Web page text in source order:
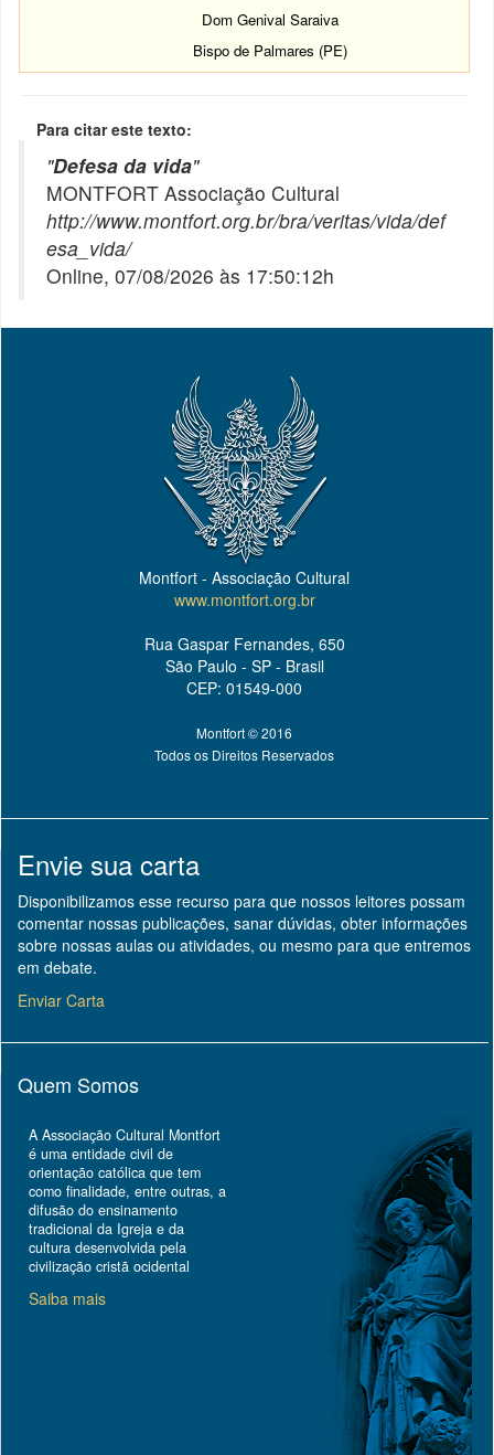
Dom Genival Saraiva
Bispo de Palmares (PE)
Para citar este texto:
"Defesa da vida"
MONTFORT Associação Cultural
http://www.montfort.org.br/bra/veritas/vida/def
esa_vida/
Online, 07/08/2026 às 17:50:12h
Montfort - Associação Cultural
www.montfort.org.br
Rua Gaspar Fernandes, 650
São Paulo - SP - Brasil
CEP: 01549-000
Montfort © 2016
Todos os Direitos Reservados
Envie sua carta
Disponibilizamos esse recurso para que nossos leitores possam
comentar nossas publicações, sanar dúvidas, obter informações
sobre nossas aulas ou atividades, ou mesmo para que entremos
em debate.
Enviar Carta
Quem Somos
A Associação Cultural Montfort
é uma entidade civil de
orientação católica que tem
como finalidade, entre outras, a
difusão do ensinamento
tradicional da Igreja e da
cultura desenvolvida pela
civilização cristã ocidental
Saiba mais